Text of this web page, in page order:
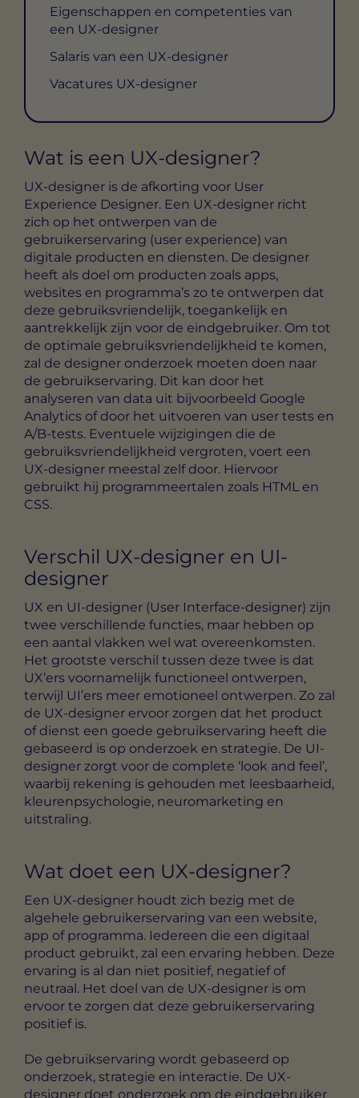
Eigenschappen en competenties van
een UX-designer
Salaris van een UX-designer
Vacatures UX-designer
Wat is een UX-designer?
UX-designer is de afkorting voor User
Experience Designer. Een UX-designer richt
zich op het ontwerpen van de
gebruikerservaring (user experience) van
digitale producten en diensten. De designer
heeft als doel om producten zoals apps,
websites en programma’s zo te ontwerpen dat
deze gebruiksvriendelijk, toegankelijk en
aantrekkelijk zijn voor de eindgebruiker. Om tot
de optimale gebruiksvriendelijkheid te komen,
zal de designer onderzoek moeten doen naar
de gebruikservaring. Dit kan door het
analyseren van data uit bijvoorbeeld Google
Analytics of door het uitvoeren van user tests en
A/B-tests. Eventuele wijzigingen die de
gebruiksvriendelijkheid vergroten, voert een
UX-designer meestal zelf door. Hiervoor
gebruikt hij programmeertalen zoals HTML en
CSS.
Verschil UX-designer en UI-
designer
UX en UI-designer (User Interface-designer) zijn
twee verschillende functies, maar hebben op
een aantal vlakken wel wat overeenkomsten.
Het grootste verschil tussen deze twee is dat
UX’ers voornamelijk functioneel ontwerpen,
terwijl UI’ers meer emotioneel ontwerpen. Zo zal
de UX-designer ervoor zorgen dat het product
of dienst een goede gebruikservaring heeft die
gebaseerd is op onderzoek en strategie. De UI-
designer zorgt voor de complete ‘look and feel’,
waarbij rekening is gehouden met leesbaarheid,
kleurenpsychologie, neuromarketing en
uitstraling.
Wat doet een UX-designer?
Een UX-designer houdt zich bezig met de
algehele gebruikerservaring van een website,
app of programma. Iedereen die een digitaal
product gebruikt, zal een ervaring hebben. Deze
ervaring is al dan niet positief, negatief of
neutraal. Het doel van de UX-designer is om
ervoor te zorgen dat deze gebruikerservaring
positief is.
De gebruikservaring wordt gebaseerd op
onderzoek, strategie en interactie. De UX-
designer doet onderzoek om de eindgebruiker